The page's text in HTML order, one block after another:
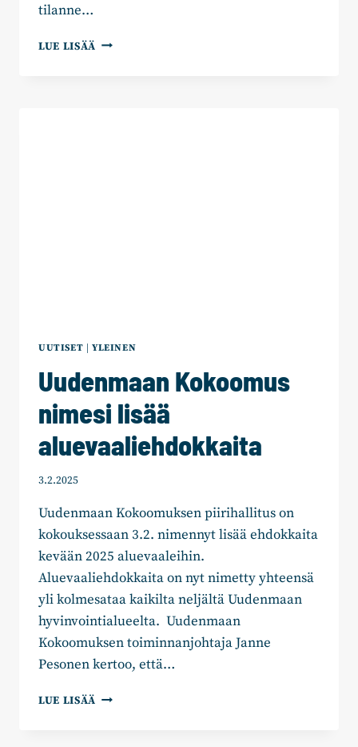
tilanne…
LUE LISÄÄ UUDENMAAN
UUTISET YLEINEN
Uudenmaan Kokoomus
nimesi lisää
aluevaaliehdokkaita
3.2.2025
Uudenmaan Kokoomuksen piirihallitus on
kokouksessaan 3.2. nimennyt lisää ehdokkaita
kevään 2025 aluevaaleihin.
Aluevaaliehdokkaita on nyt nimetty yhteensä
yli kolmesataa kaikilta neljältä Uudenmaan
hyvinvointialueelta. Uudenmaan
Kokoomuksen toiminnanjohtaja Janne
Pesonen kertoo, että…
LUE LISÄÄ UUDENMAAN